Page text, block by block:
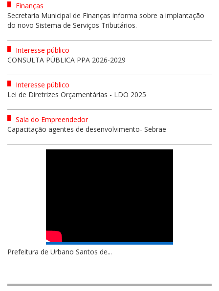
Finanças
Secretaria Municipal de Finanças informa sobre a implantação
do novo Sistema de Serviços Tributários.
Interesse público
CONSULTA PÚBLICA PPA 2026-2029
Interesse público
Lei de Diretrizes Orçamentárias - LDO 2025
Sala do Empreendedor
Capacitação agentes de desenvolvimento- Sebrae
Prefeitura de Urbano Santos de...